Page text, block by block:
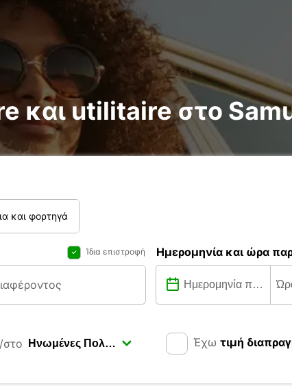
και utilitaire στο
και φορτηγά
Ίδια επιστροφή Ημερομηνία και ώρα
Έχω τιμή